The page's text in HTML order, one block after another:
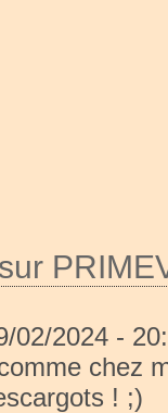
2024 -
chez
! ;)